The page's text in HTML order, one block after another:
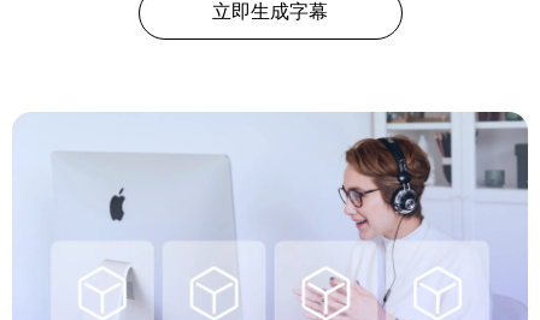
立即生成字幕